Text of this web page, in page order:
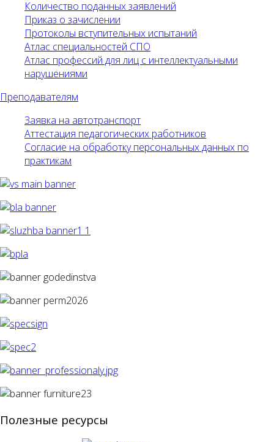
Количество поданных заявлений
Приказ о зачислении
Протоколы вступительных испытаний
Атлас специальностей СПО
Атлас профессий для лиц с интеллектуальными
нарушениями
Преподавателям
Заявка на автотранспорт
Аттестация педагогических работников
Согласие на обработку персональных данных по
практикам
Полезные ресурсы